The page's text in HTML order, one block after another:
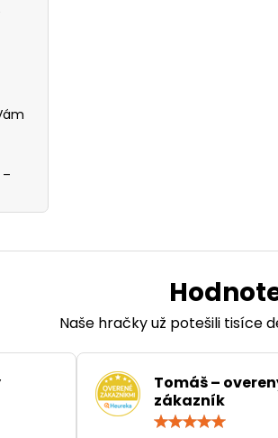
Naše hračky už potešili tisíce
Tomáš –
zákazník